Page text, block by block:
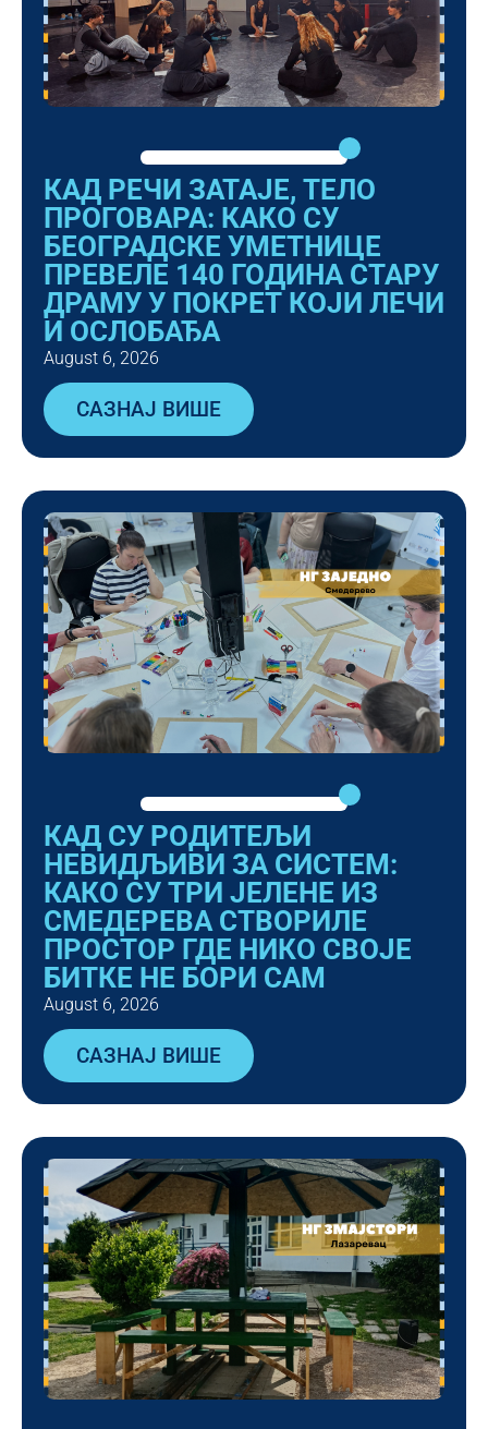
КАД РЕЧИ ЗАТАЈЕ, ТЕЛО
ПРОГОВАРА: КАКО СУ
БЕОГРАДСКЕ УМЕТНИЦЕ
ПРЕВЕЛЕ 140 ГОДИНА СТАРУ
ДРАМУ У ПОКРЕТ КОЈИ ЛЕЧИ
И ОСЛОБАЂА
August 6, 2026
САЗНАЈ ВИШЕ
КАД СУ РОДИТЕЉИ
НЕВИДЉИВИ ЗА СИСТЕМ:
КАКО СУ ТРИ ЈЕЛЕНЕ ИЗ
СМЕДЕРЕВА СТВОРИЛЕ
ПРОСТОР ГДЕ НИКО СВОЈЕ
БИТКЕ НЕ БОРИ САМ
August 6, 2026
САЗНАЈ ВИШЕ